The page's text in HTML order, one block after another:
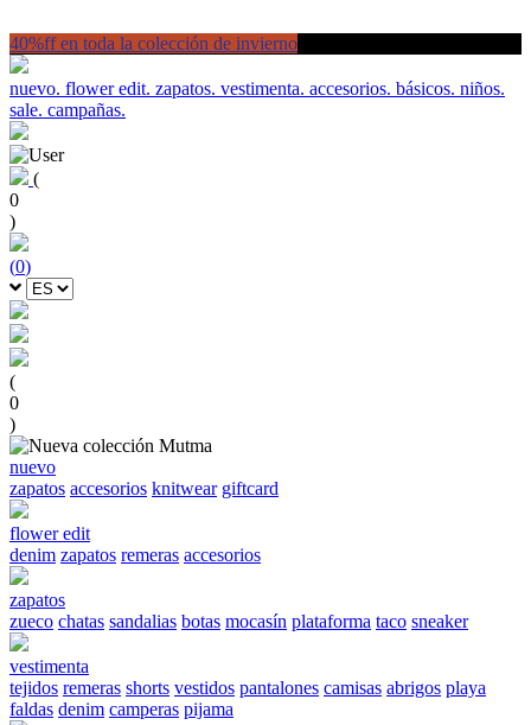
40%ff en toda la colección de invierno
nuevo. flower edit. zapatos. vestimenta. accesorios. básicos. niños.
sale. campañas.
(
0
)
(0)
(
0
)
nuevo
zapatos accesorios knitwear giftcard
flower edit
denim zapatos remeras accesorios
zapatos
zueco chatas sandalias botas mocasín plataforma taco sneaker
vestimenta
tejidos remeras shorts vestidos pantalones camisas abrigos playa
faldas denim camperas pijama